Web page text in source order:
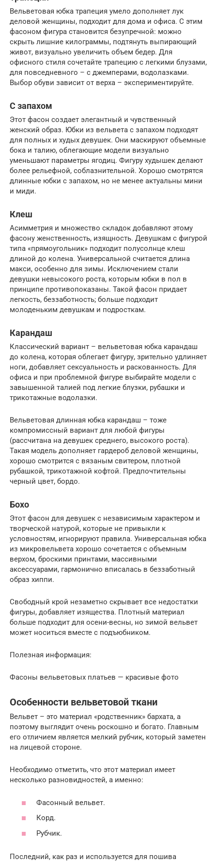
Вельветовая юбка трапеция умело дополняет лук
деловой женщины, подходит для дома и офиса. С этим
фасоном фигура становится безупречной: можно
скрыть лишние килограммы, подтянуть выпирающий
живот, визуально увеличить объем бедер. Для
офисного стиля сочетайте трапецию с легкими блузами,
для повседневного – с джемперами, водолазками.
Выбор обуви зависит от верха – экспериментируйте.
С запахом
Этот фасон создает элегантный и чувственный
женский образ. Юбки из вельвета с запахом подходят
для полных и худых девушек. Они маскируют объемные
бока и талию, облегающие модели визуально
уменьшают параметры ягодиц. Фигуру худышек делают
более рельефной, соблазнительной. Хорошо смотрятся
длинные юбки с запахом, но не менее актуальны мини
и миди.
Клеш
Асимметрия и множество складок добавляют этому
фасону женственность, изящность. Девушкам с фигурой
типа «прямоугольник» подходит полусолнце клеш
длиной до колена. Универсальной считается длина
макси, особенно для зимы. Исключением стали
девушки невысокого роста, которым юбки в пол в
принципе противопоказаны. Такой фасон придает
легкость, беззаботность; больше подходит
молоденьким девушкам и подросткам.
Карандаш
Классический вариант – вельветовая юбка карандаш
до колена, которая облегает фигуру, зрительно удлиняет
ноги, добавляет сексуальность и раскованность. Для
офиса и при проблемной фигуре выбирайте модели с
завышенной талией под легкие блузки, рубашки и
трикотажные водолазки.
Вельветовая длинная юбка карандаш – тоже
компромиссный вариант для любой фигуры
(рассчитана на девушек среднего, высокого роста).
Такая модель дополняет гардероб деловой женщины,
хорошо смотрится с вязаным свитером, плотной
рубашкой, трикотажной кофтой. Предпочтительны
черный цвет, бордо.
Бохо
Этот фасон для девушек с независимым характером и
творческой натурой, которые не привыкли к
условностям, игнорируют правила. Универсальная юбка
из микровельвета хорошо сочетается с объемным
верхом, броскими принтами, массивными
аксессуарами, гармонично вписалась в беззаботный
образ хиппи.
Свободный крой незаметно скрывает все недостатки
фигуры, добавляет изящества. Плотный материал
больше подходит для осени-весны, но зимой вельвет
может носиться вместе с подъюбником.
Полезная информация:
Фасоны вельветовых платьев — красивые фото
Особенности вельветовой ткани
Вельвет – это материал «родственник» бархата, а
поэтому выглядит очень роскошно и богато. Главным
его отличием является мелкий рубчик, который заметен
на лицевой стороне.
Необходимо отметить, что этот материал имеет
несколько разновидностей, а именно:
Фасонный вельвет.
Корд.
Рубчик.
Последний, как раз и используется для пошива